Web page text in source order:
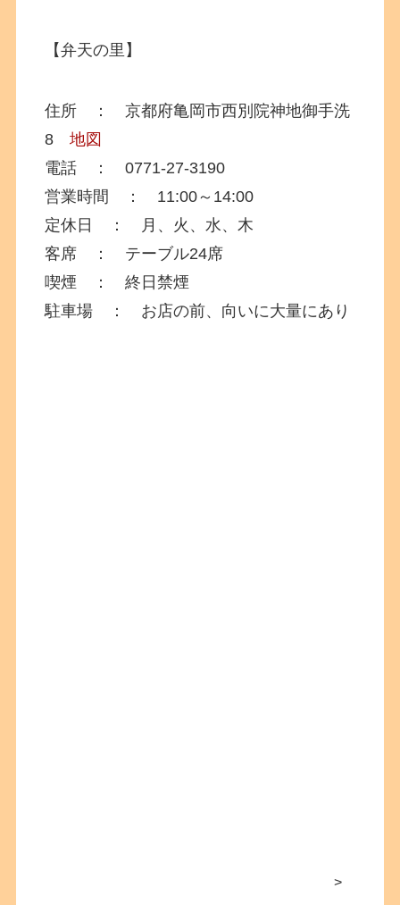
【弁天の里】
住所 ： 京都府亀岡市西別院神地御手洗
8地図
電話 ： 0771-27-3190
営業時間 ： 11:00～14:00
定休日 ： 月、火、水、木
客席 ： テーブル24席
喫煙 ： 終日禁煙
駐車場 ： お店の前、向いに大量にあり
>